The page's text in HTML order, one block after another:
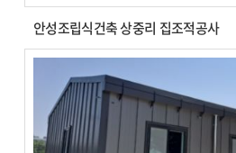
안성조립식건축 상중리 집조적공사